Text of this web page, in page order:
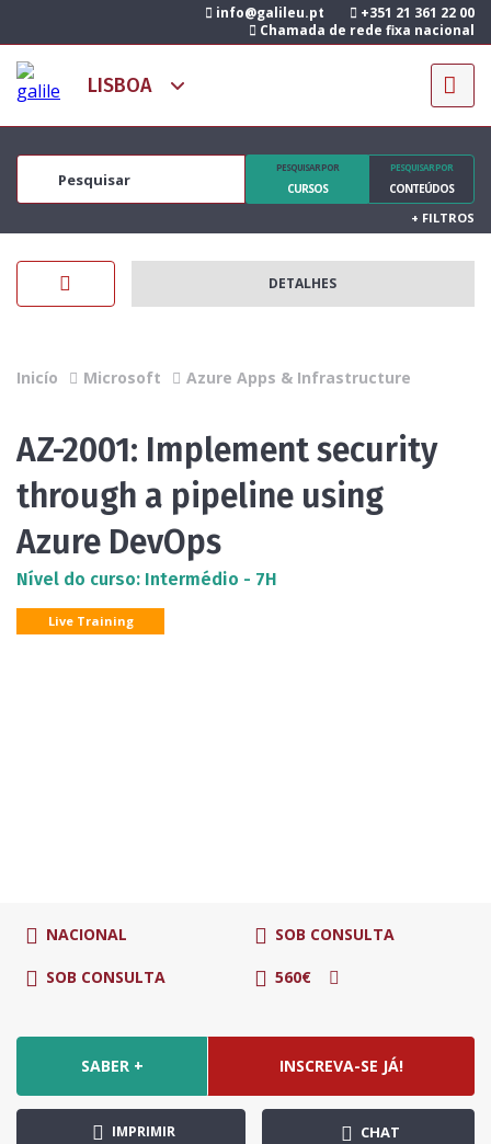
info@galileu.pt
+351 21 361 22 00
Chamada de rede fixa nacional
PESQUISAR POR
CURSOS
PESQUISAR POR
CONTEÚDOS
+ FILTROS
DETALHES
Inicío Microsoft Azure Apps & Infrastructure
AZ-2001: Implement security
through a pipeline using
Azure DevOps
Nível do curso: Intermédio - 7H
Live Training
NACIONAL SOB CONSULTA
SOB CONSULTA 560€
SABER + INSCREVA-SE JÁ!
IMPRIMIR CHAT